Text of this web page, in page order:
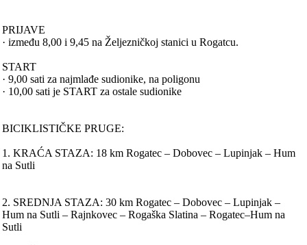
PRIJAVE
· između 8,00 i 9,45 na Željezničkoj stanici u Rogatcu.
START
· 9,00 sati za najmlađe sudionike, na poligonu
· 10,00 sati je START za ostale sudionike
BICIKLISTIČKE PRUGE:
1. KRAĆA STAZA: 18 km Rogatec – Dobovec – Lupinjak – Hum
na Sutli
2. SREDNJA STAZA: 30 km Rogatec – Dobovec – Lupinjak –
Hum na Sutli – Rajnkovec – Rogaška Slatina – Rogatec–Hum na
Sutli